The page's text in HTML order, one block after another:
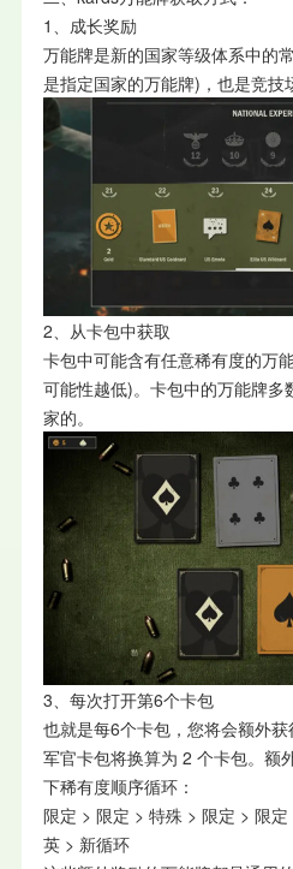
1、成长奖励
万能牌是新的国家等级体系中的
是指定国家的万能牌)，也是竞技
2、从卡包中获取
卡包中可能含有任意稀有度的万
可能性越低)。卡包中的万能牌多
家的。
3、每次打开第6个卡包
也就是每6个卡包，您将会额外获
军官卡包将换算为 2 个卡包。额
下稀有度顺序循环：
限定 > 限定 > 特殊 > 限定 > 限
英 > 新循环